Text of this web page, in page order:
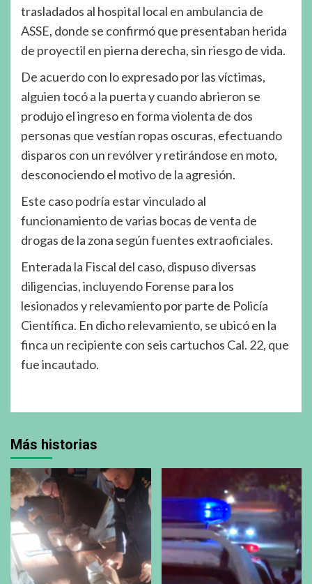
trasladados al hospital local en ambulancia de
ASSE, donde se confirmó que presentaban herida
de proyectil en pierna derecha, sin riesgo de vida.
De acuerdo con lo expresado por las víctimas,
alguien tocó a la puerta y cuando abrieron se
produjo el ingreso en forma violenta de dos
personas que vestían ropas oscuras, efectuando
disparos con un revólver y retirándose en moto,
desconociendo el motivo de la agresión.
Este caso podría estar vinculado al
funcionamiento de varias bocas de venta de
drogas de la zona según fuentes extraoficiales.
Enterada la Fiscal del caso, dispuso diversas
diligencias, incluyendo Forense para los
lesionados y relevamiento por parte de Policía
Científica. En dicho relevamiento, se ubicó en la
finca un recipiente con seis cartuchos Cal. 22, que
fue incautado.
Más historias